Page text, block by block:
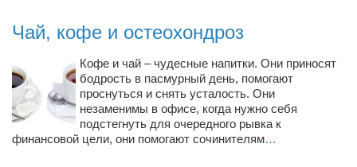
Сергей Степанов
Анна Черненко
Марина Фенота
Гостиная
Он и Она
Чай, кофе и остеохондроз
Кофе и чай – чудесные напитки. Они приносят
бодрость в пасмурный день, помогают
проснуться и снять усталость. Они
незаменимы в офисе, когда нужно себя
подстегнуть для очередного рывка к
финансовой цели, они помогают сочинителям…